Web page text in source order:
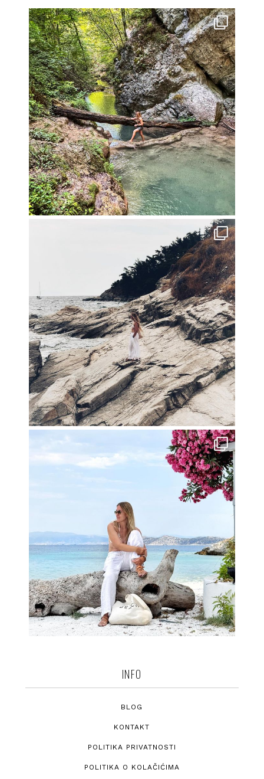
INFO
BLOG
KONTAKT
POLITIKA PRIVATNOSTI
POLITIKA O KOLAČIĆIMA